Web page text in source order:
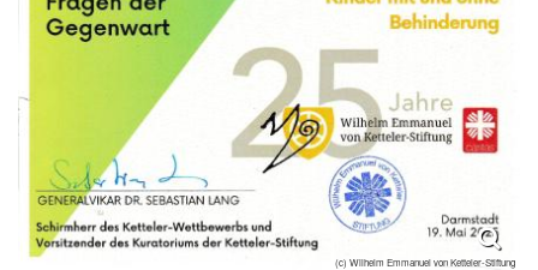
(c) Wilhelm Emmanuel von Ketteler-Stiftung